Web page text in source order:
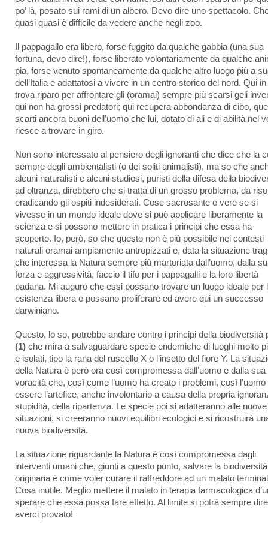
po’ là, posato sui rami di un albero. Devo dire uno spettacolo.
quasi quasi è difficile da vedere anche negli zoo.
Il pappagallo era libero, forse fuggito da qualche gabbia (una sua
fortuna, devo dire!), forse liberato volontariamente da qualche
pia, forse venuto spontaneamente da qualche altro luogo più a
dell’Italia e adattatosi a vivere in un centro storico del nord. Qui
trova riparo per affrontare gli (oramai) sempre più scarsi geli
qui non ha grossi predatori; qui recupera abbondanza di cibo,
scarti ancora buoni dell’uomo che lui, dotato di ali e di abilità nel
riesce a trovare in giro.
Non sono interessato al pensiero degli ignoranti che dice che la
sempre degli ambientalisti (o dei soliti animalisti), ma so che
alcuni naturalisti e alcuni studiosi, puristi della difesa della
ad oltranza, direbbero che si tratta di un grosso problema, da
eradicando gli ospiti indesiderati. Cose sacrosante e vere se si
vivesse in un mondo ideale dove si può applicare liberamente la
scienza e si possono mettere in pratica i principi che essa ha
scoperto. Io, però, so che questo non è più possibile nei contesti
naturali oramai ampiamente antropizzati e, data la situazione
che interessa la Natura sempre più martoriata dall’uomo, dalla
forza e aggressività, faccio il tifo per i pappagalli e la loro libertà
padana. Mi auguro che essi possano trovare un luogo ideale per
esistenza libera e possano proliferare ed avere qui un successo
darwiniano.
Questo, lo so, potrebbe andare contro i principi della biodiversità
(1) che mira a salvaguardare specie endemiche di luoghi molto
e isolati, tipo la rana del ruscello X o l’insetto del fiore Y. La
della Natura è però ora così compromessa dall’uomo e dalla sua
voracità che, così come l’uomo ha creato i problemi, così l’uomo
essere l’artefice, anche involontario a causa della propria
stupidità, della ripartenza. Le specie poi si adatteranno alle nuove
situazioni, si creeranno nuovi equilibri ecologici e si ricostruirà
nuova biodiversità.
La situazione riguardante la Natura è così compromessa dagli
interventi umani che, giunti a questo punto, salvare la biodiversità
originaria è come voler curare il raffreddore ad un malato
Cosa inutile. Meglio mettere il malato in terapia farmacologica
sperare che essa possa fare effetto. Al limite si potrà sempre
averci provato!